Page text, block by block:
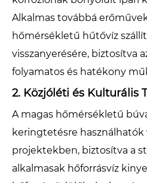
Alkalmas továbbá
hőmérsékletű hűtővíz
visszanyerésére, biztosítva
folyamatos és hatékony
2. Közjóléti és Kulturális
A magas hőmérsékletű
keringtetésre
projektekben, biztosítva a
alkalmasak hőforrásvíz